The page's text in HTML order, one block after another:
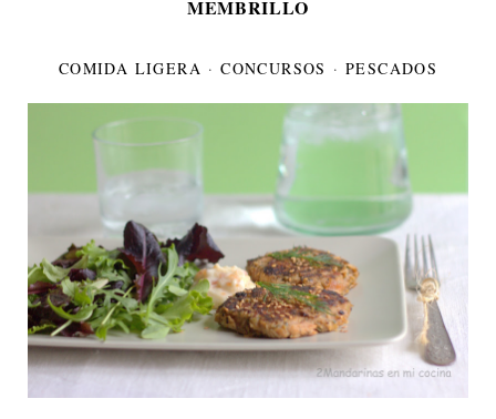
MEMBRILLO
COMIDA LIGERA ·CONCURSOS · PESCADOS